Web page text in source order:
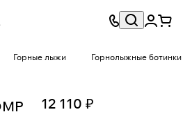
Горные лыжи Горнолыжные ботинки
12 110 ₽